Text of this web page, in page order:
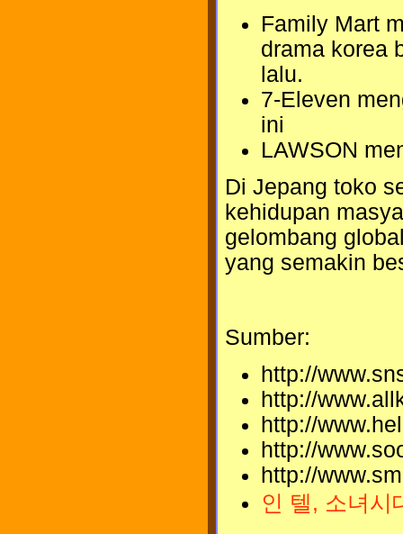
Family Mart
drama korea
lalu.
7-Eleven
ini
LAWSON
Di Jepang toko
kehidupan
gelombang
yang semakin
Sumber:
http://
http://
http://
http://
http://
인 텔, 소녀시